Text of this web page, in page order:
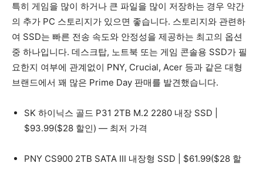
특히 게임을 많이 하거나 큰 파일을 많이 저장하는 경우 약간
의 추가 PC 스토리지가 있으면 좋습니다. 스토리지와 관련하
여 SSD는 빠른 전송 속도와 안정성을 제공하는 최고의 옵션
중 하나입니다. 데스크탑, 노트북 또는 게임 콘솔용 SSD가 필
요한지 여부에 관계없이 PNY, Crucial, Acer 등과 같은 대형
브랜드에서 꽤 많은 Prime Day 판매를 발견했습니다.
SK 하이닉스 골드 P31 2TB M.2 2280 내장 SSD |
$93.99($28 할인) — 최저 가격
PNY CS900 2TB SATA III 내장형 SSD | $61.99($28 할